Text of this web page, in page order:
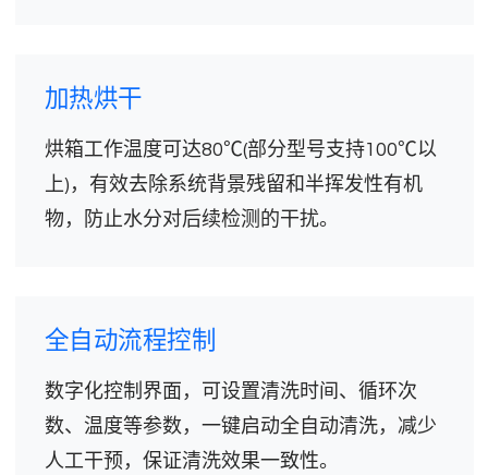
加热烘干
烘箱工作温度可达80℃(部分型号支持100℃以
上)，有效去除系统背景残留和半挥发性有机
物，防止水分对后续检测的干扰。
全自动流程控制
数字化控制界面，可设置清洗时间、循环次
数、温度等参数，一键启动全自动清洗，减少
人工干预，保证清洗效果一致性。